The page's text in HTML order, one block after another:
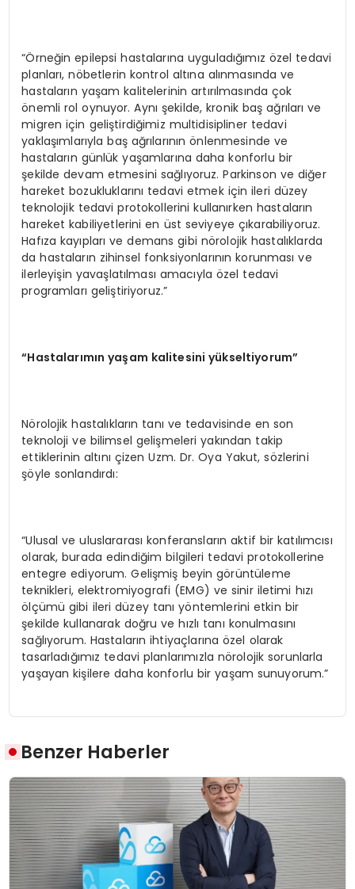
“Örneğin epilepsi hastalarına uyguladığımız özel tedavi
planları, nöbetlerin kontrol altına alınmasında ve
hastaların yaşam kalitelerinin artırılmasında çok
önemli rol oynuyor. Aynı şekilde, kronik baş ağrıları ve
migren için geliştirdiğimiz multidisipliner tedavi
yaklaşımlarıyla baş ağrılarının önlenmesinde ve
hastaların günlük yaşamlarına daha konforlu bir
şekilde devam etmesini sağlıyoruz. Parkinson ve diğer
hareket bozukluklarını tedavi etmek için ileri düzey
teknolojik tedavi protokollerini kullanırken hastaların
hareket kabiliyetlerini en üst seviyeye çıkarabiliyoruz.
Hafıza kayıpları ve demans gibi nörolojik hastalıklarda
da hastaların zihinsel fonksiyonlarının korunması ve
ilerleyişin yavaşlatılması amacıyla özel tedavi
programları geliştiriyoruz.”
“Hastalarımın yaşam kalitesini yükseltiyorum”
Nörolojik hastalıkların tanı ve tedavisinde en son
teknoloji ve bilimsel gelişmeleri yakından takip
ettiklerinin altını çizen Uzm. Dr. Oya Yakut, sözlerini
şöyle sonlandırdı:
“Ulusal ve uluslararası konferansların aktif bir katılımcısı
olarak, burada edindiğim bilgileri tedavi protokollerine
entegre ediyorum. Gelişmiş beyin görüntüleme
teknikleri, elektromiyografi (EMG) ve sinir iletimi hızı
ölçümü gibi ileri düzey tanı yöntemlerini etkin bir
şekilde kullanarak doğru ve hızlı tanı konulmasını
sağlıyorum. Hastaların ihtiyaçlarına özel olarak
tasarladığımız tedavi planlarımızla nörolojik sorunlarla
yaşayan kişilere daha konforlu bir yaşam sunuyorum.”
Benzer Haberler